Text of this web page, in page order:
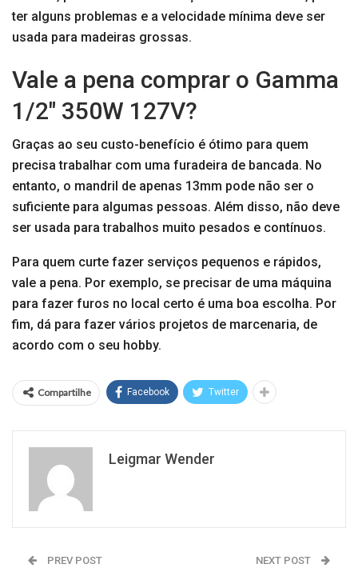
ter alguns problemas e a velocidade mínima deve ser
usada para madeiras grossas.
Vale a pena comprar o Gamma
1/2″ 350W 127V?
Graças ao seu custo-benefício é ótimo para quem
precisa trabalhar com uma furadeira de bancada. No
entanto, o mandril de apenas 13mm pode não ser o
suficiente para algumas pessoas. Além disso, não deve
ser usada para trabalhos muito pesados e contínuos.
Para quem curte fazer serviços pequenos e rápidos,
vale a pena. Por exemplo, se precisar de uma máquina
para fazer furos no local certo é uma boa escolha. Por
fim, dá para fazer vários projetos de marcenaria, de
acordo com o seu hobby.
Compartilhe Facebook Twitter
Leigmar Wender
PREV POST NEXT POST